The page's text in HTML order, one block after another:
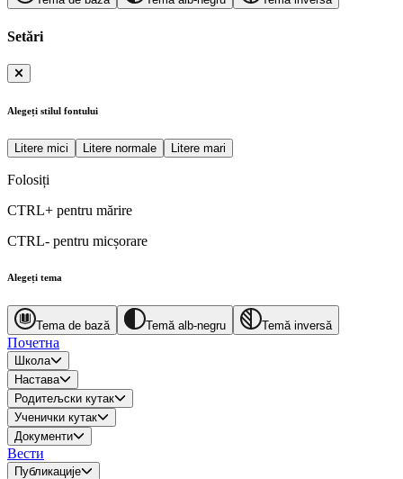
Setări
Alegeți stilul fontului
Litere mici Litere normale Litere mari
Folosiți
CTRL+ pentru mărire
CTRL- pentru micșorare
Alegeți tema
Tema de bază Temă alb-negru Temă inversă
Почетна
Школа
Настава
Родитељски кутак
Ученички кутак
Документи
Вести
Публикације